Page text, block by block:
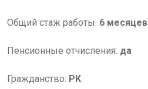
Общий стаж работы: 6 месяцев
Пенсионные отчисления: да
Гражданство: РК